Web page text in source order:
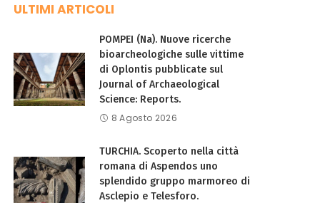
ULTIMI ARTICOLI
POMPEI (Na). Nuove ricerche
bioarcheologiche sulle vittime
di Oplontis pubblicate sul
Journal of Archaeological
Science: Reports.
8 Agosto 2026
TURCHIA. Scoperto nella città
romana di Aspendos uno
splendido gruppo marmoreo di
Asclepio e Telesforo.